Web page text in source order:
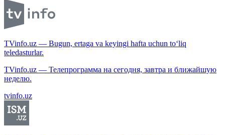
TVinfo.uz — Bugun, ertaga va keyingi hafta uchun to‘liq
teledasturlar.
TVinfo.uz — Телепрограмма на сегодня, завтра и ближайшую
неделю.
tvinfo.uz